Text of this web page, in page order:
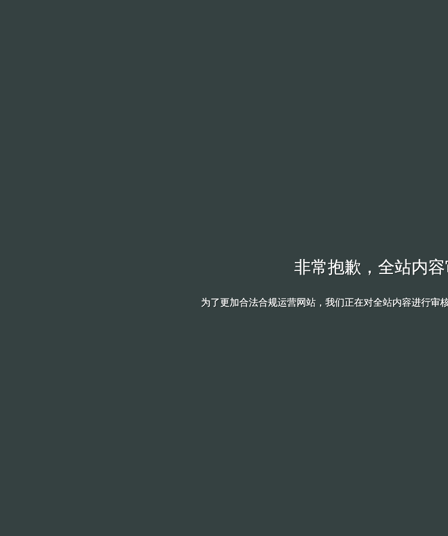
非常抱歉，全站内
为了更加合法合规运营网站，我们正在对全站内容进行审
非常抱歉，全站内
为了更加合法合规运营网站，我们正在对全站内容进行审